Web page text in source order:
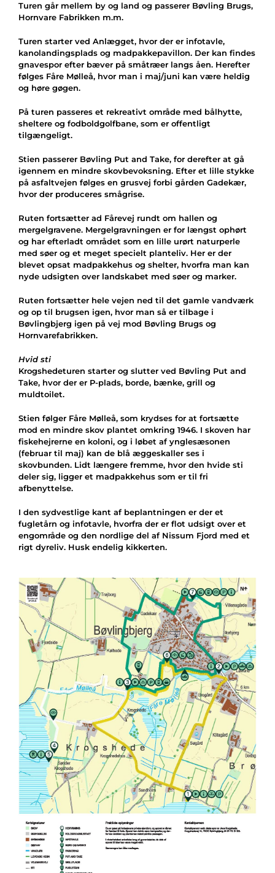
Turen går mellem by og land og passerer Bøvling Brugs,
Hornvare Fabrikken m.m.
Turen starter ved Anlægget, hvor der er infotavle,
kanolandingsplads og madpakkepavillon. Der kan findes
gnavespor efter bæver på småtræer langs åen. Herefter
følges Fåre Mølleå, hvor man i maj/juni kan være heldig
og høre gøgen.
På turen passeres et rekreativt område med bålhytte,
sheltere og fodboldgolfbane, som er offentligt
tilgængeligt.
Stien passerer Bøvling Put and Take, for derefter at gå
igennem en mindre skovbevoksning. Efter et lille stykke
på asfaltvejen følges en grusvej forbi gården Gadekær,
hvor der produceres smågrise.
Ruten fortsætter ad Fårevej rundt om hallen og
mergelgravene. Mergelgravningen er for længst ophørt
og har efterladt området som en lille urørt naturperle
med søer og et meget specielt planteliv. Her er der
blevet opsat madpakkehus og shelter, hvorfra man kan
nyde udsigten over landskabet med søer og marker.
Ruten fortsætter hele vejen ned til det gamle vandværk
og op til brugsen igen, hvor man så er tilbage i
Bøvlingbjerg igen på vej mod Bøvling Brugs og
Hornvarefabrikken.
Hvid sti
Krogshedeturen starter og slutter ved Bøvling Put and
Take, hvor der er P-plads, borde, bænke, grill og
muldtoilet.
Stien følger Fåre Mølleå, som krydses for at fortsætte
mod en mindre skov plantet omkring 1946. I skoven har
fiskehejrerne en koloni, og i løbet af ynglesæsonen
(februar til maj) kan de blå æggeskaller ses i
skovbunden. Lidt længere fremme, hvor den hvide sti
deler sig, ligger et madpakkehus som er til fri
afbenyttelse.
I den sydvestlige kant af beplantningen er der et
fugletårn og infotavle, hvorfra der er flot udsigt over et
engområde og den nordlige del af Nissum Fjord med et
rigt dyreliv. Husk endelig kikkerten.